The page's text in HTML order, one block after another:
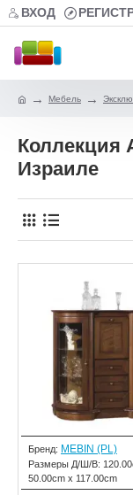
ВХОД
Мебель
Коллекция
Израиле
Бренд: MEBIN (PL)
Размеры Д/Ш/В:
50.00cm x 117.00cm